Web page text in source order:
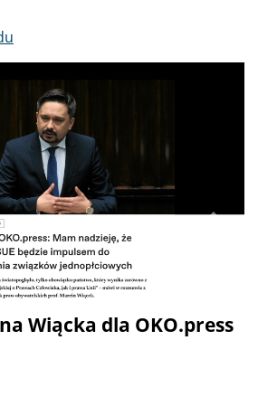
Wiącka dla OKO.press